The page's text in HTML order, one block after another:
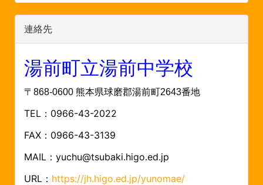
連絡先
湯前町立湯前中学校
〒868-0600 熊本県球磨郡湯前町2643番地
TEL：0966-43-2022
FAX：0966-43-3139
MAIL：yuchu@tsubaki.higo.ed.jp
URL： https://jh.higo.ed.jp/yunomae/